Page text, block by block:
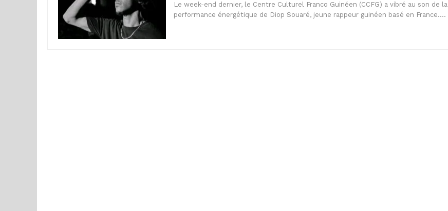
Le week-end dernier, le Centre Culturel Franco Guinéen (CCFG) a vibré au son de la
performance énergétique de Diop Souaré, jeune rappeur guinéen basé en France.…